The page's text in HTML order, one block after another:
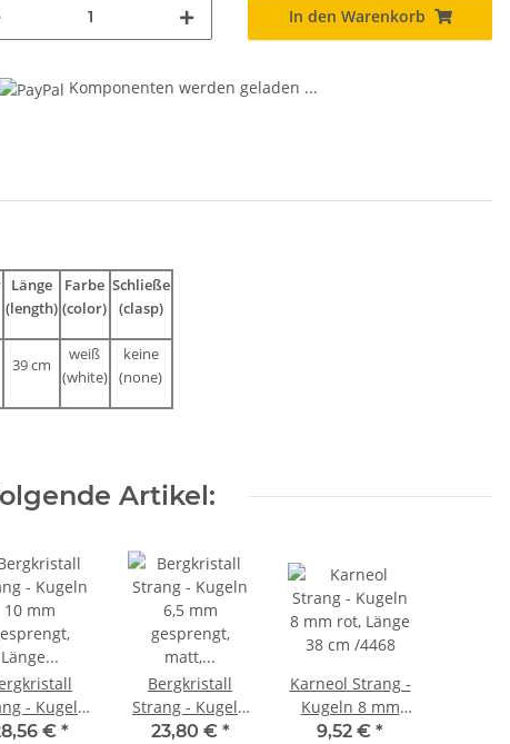
In den Warenkorb
Komponenten werden geladen ...
Länge
(length)
Farbe
(color)
Schließe
(clasp)
39 cm
weiß
(white)
keine
(none)
Artikel:
- Kugeln
10 mm
€ *
Bergkristall
Strang - Kugeln
6,5 mm
23,80 € *
Karneol Strang -
Kugeln 8 mm
rot, Länge 38 cm
9,52 € *